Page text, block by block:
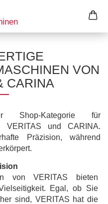
VON
CARINA
Shop-Kategorie für
VERITAS und CARINA.
Präzision, während
von VERITAS bieten
Egal, ob Sie
sind, VERITAS hat die